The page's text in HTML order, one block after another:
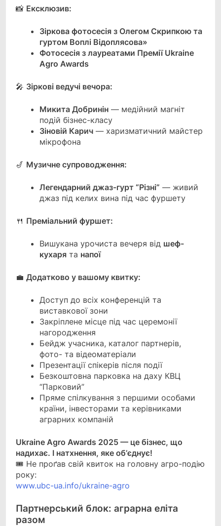
📸 Ексклюзив:
Зіркова фотосесія з Олегом Скрипкою та
гуртом Воплі Відоплясова»
Фотосесія з лауреатами Премії Ukraine
Agro Awards
🎤 Зіркові ведучі вечора:
Микита Добринін — медійний магніт
подій бізнес-класу
Зіновій Карич — харизматичний майстер
мікрофона
🎷 Музичне супроводження:
Легендарний джаз-гурт “Різні” — живий
джаз під келих вина під час фуршету
🍴 Преміальний фуршет:
Вишукана урочиста вечеря від шеф-
кухаря та напої
💼 Додатково у вашому квитку:
Доступ до всіх конференцій та
виставкової зони
Закріплене місце під час церемонії
нагородження
Бейдж учасника, каталог партнерів,
фото- та відеоматеріали
Презентації спікерів після події
Безкоштовна парковка на даху КВЦ
“Парковий”
Пряме спілкування з першими особами
країни, інвесторами та керівниками
аграрних компаній
Ukraine Agro Awards 2025 — це бізнес, що
надихає. І натхнення, яке об’єднує!
🎟 Не проґав свій квиток на головну агро-подію
року:
www.ubc-ua.info/ukraine-agro
Партнерський блок: аграрна еліта
разом